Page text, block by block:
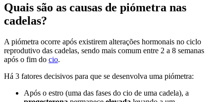
Quais são as causas de piómetra nas
cadelas?
A piómetra ocorre após existirem alterações hormonais no ciclo
reprodutivo das cadelas, sendo mais comum entre 2 a 8 semanas
após o fim do cio.
Há 3 fatores decisivos para que se desenvolva uma piómetra:
Após o estro (uma das fases do cio de uma cadela), a